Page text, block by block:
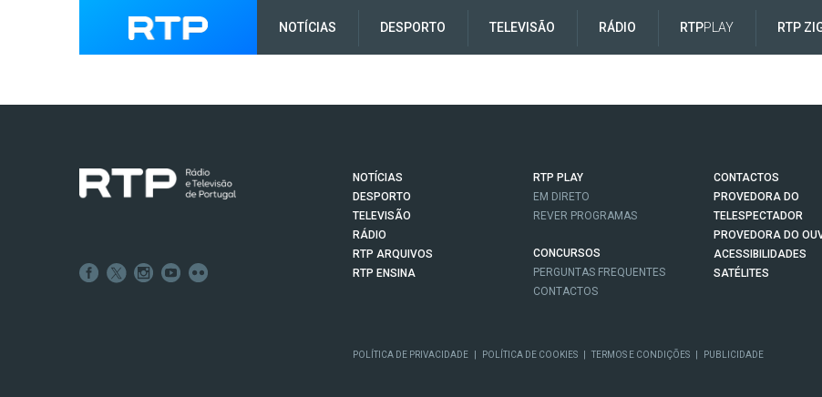
NOTÍCIAS DESPORTO TELEVISÃO RÁDIO RTPPLAY RTP
NOTÍCIAS
DESPORTO
TELEVISÃO
RÁDIO
RTP ARQUIVOS
RTP ENSINA
RTP PLAY
EM DIRETO
REVER PROGRAMAS
CONCURSOS
PERGUNTAS FREQUENTES
CONTACTOS
CONTACTOS
PROVEDORA DO
TELESPECTADOR
PROVEDORA DO
ACESSIBILIDADES
SATÉLITES
POLÍTICA DE PRIVACIDADE POLÍTICA DE COOKIES TERMOS E CONDIÇÕES PUBLICIDADE